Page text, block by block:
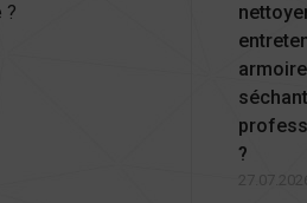
armoire
?